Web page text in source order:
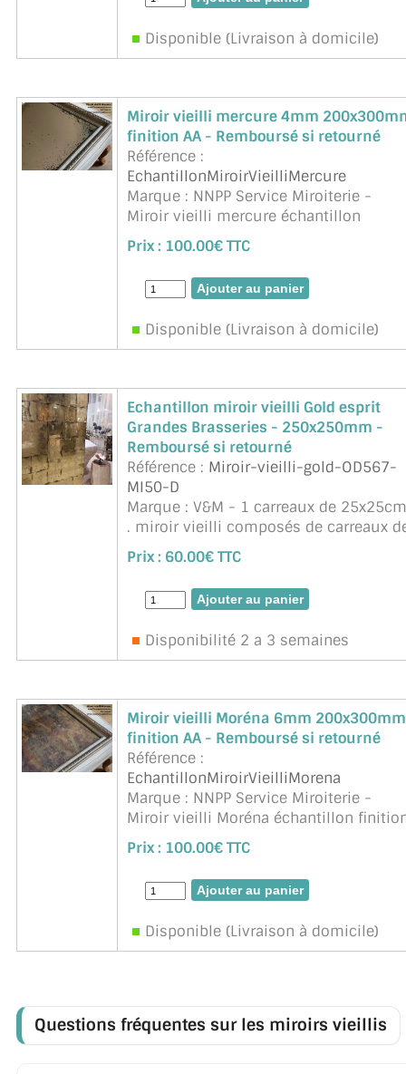
Disponible (Livraison à domicile)
Miroir vieilli mercure 4mm
finition AA - Remboursé si retourné
Référence :
EchantillonMiroirVieilliMercure
Marque : NNPP Service Miroiterie -
Miroir vieilli mercure échantillon
finition arêtes abattues. Remboursé si
retournée (sauf frais d'envoi)
Prix : 100.00€ TTC
Disponible (Livraison à domicile)
Echantillon miroir vieilli Gold esprit
Grandes Brasseries - 250x250mm -
Remboursé si retourné
Référence : Miroir-vieilli-gold-OD567-
MI50-D
Marque : V&M - 1 carreaux de 25x25cm
. miroir vieilli composés de carreaux
verre, avec au dos des feuilles de
cuivre vieillies et oxydées. Inspirée par
l'élégance des brasseries ...
Prix : 60.00€ TTC
Disponibilité 2 a 3 semaines
Miroir vieilli Moréna 6mm 200x300mm
finition AA - Remboursé si retourné
Référence :
EchantillonMiroirVieilliMorena
Marque : NNPP Service Miroiterie -
Miroir vieilli Moréna échantillon
arêtes abattues. Remboursé si
retournée (sauf frais d'envoi)
Prix : 100.00€ TTC
Disponible (Livraison à domicile)
Questions fréquentes sur les miroirs vieillis